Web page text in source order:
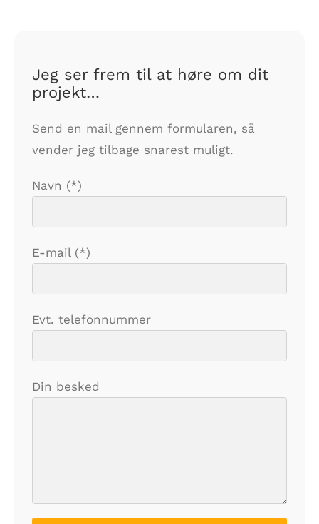
Jeg ser frem til at høre om dit
projekt…
Send en mail gennem formularen, så
vender jeg tilbage snarest muligt.
Navn (*)
E-mail (*)
Evt. telefonnummer
Din besked